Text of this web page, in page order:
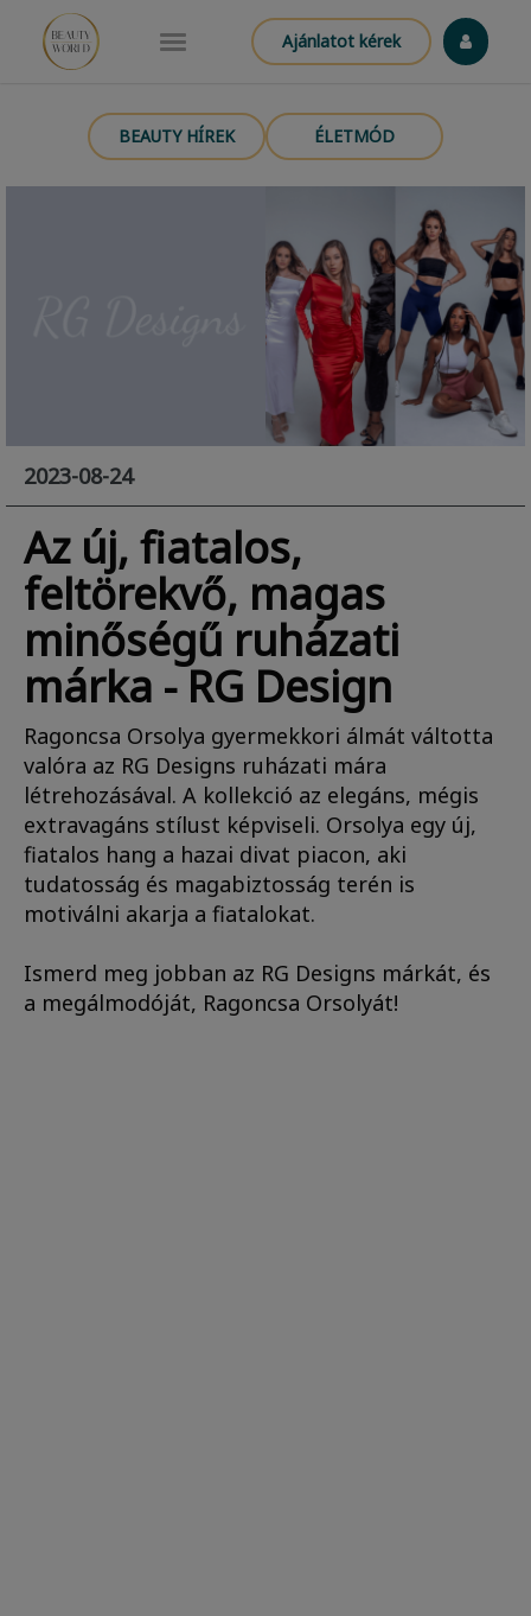
Ajánlatot kérek
BEAUTY HÍREK ÉLETMÓD
2023-08-24
Az új, fiatalos,
feltörekvő, magas
minőségű ruházati
márka - RG Design
Ragoncsa Orsolya gyermekkori álmát váltotta
valóra az RG Designs ruházati mára
létrehozásával. A kollekció az elegáns, mégis
extravagáns stílust képviseli. Orsolya egy új,
fiatalos hang a hazai divat piacon, aki
tudatosság és magabiztosság terén is
motiválni akarja a fiatalokat.
Ismerd meg jobban az RG Designs márkát, és
a megálmodóját, Ragoncsa Orsolyát!